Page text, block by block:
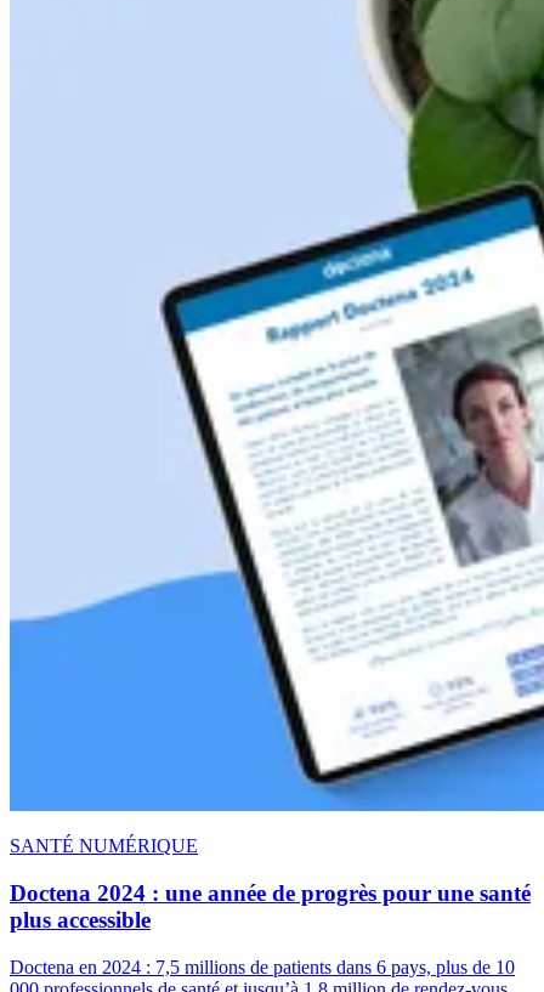
SANTÉ NUMÉRIQUE
Doctena 2024 : une année de progrès pour une santé
plus accessible
Doctena en 2024 : 7,5 millions de patients dans 6 pays, plus de 10